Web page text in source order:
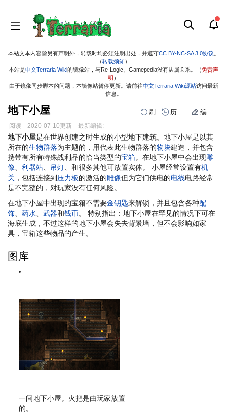
本站文本内容除另有声明外，转载时均必须注明出处，并遵守CC BY-NC-SA 3.0协议
（转载须知 ）
本站是中文Terraria Wiki的镜像站，与Re-Logic、Gamepedia没有从属关系。（免责声
明 ）
由于镜像同步脚本的问题，本镜像站暂停更新。请前往中文Terraria Wiki源站访问最新
信息。
地下小屋 刷 历 编
阅读 2020-07-10更新 最新编辑:
跳
到
导
航
跳
到
搜
索
地下小屋是在世界创建之时生成的小型地下建筑。地下小屋是以其
所在的生物群落为主题的，用代表此生物群落的物块建造，并包含
携带有所有特殊战利品的恰当类型的宝箱。在地下小屋中会出现雕
像、 利器站、 吊灯、和很多其他可放置实体。 小屋经常设置有机
关 ，包括连接到 压力板的激活的雕像但为它们供电的电线电路经常
是不完整的，对玩家没有任何风险。
在地下小屋中出现的宝箱不需要金钥匙来解锁，并且包含各种配
饰、 药水、 武器和钱币。 特别指出：地下小屋在罕见的情况下可在
海底生成，不过这样的地下小屋会失去背景墙，但不会影响如家
具，宝箱这些物品的产生。
图库
一间地下小屋。火把是由玩家放置
的。